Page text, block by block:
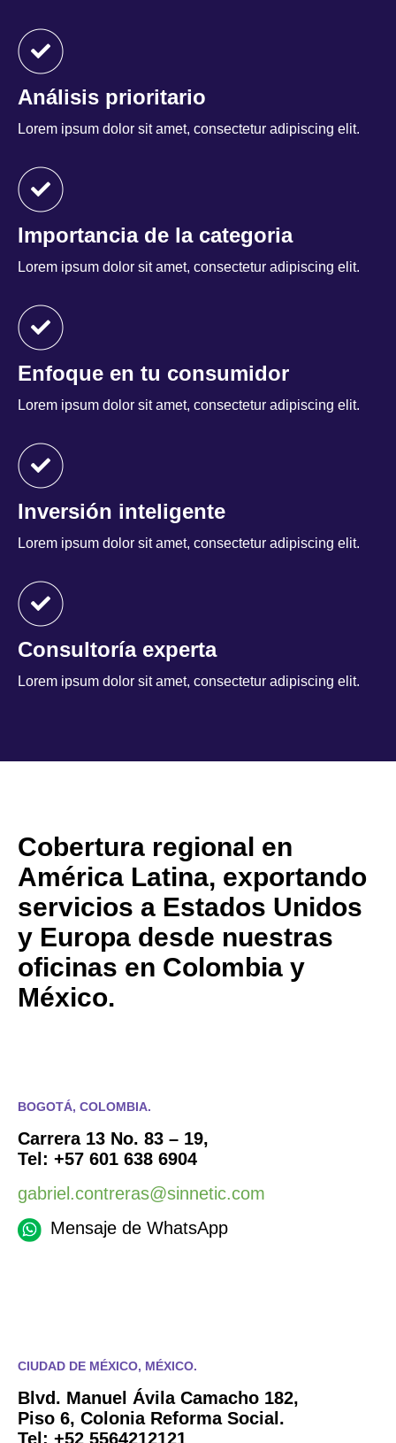
Análisis prioritario
Lorem ipsum dolor sit amet, consectetur adipiscing elit.
Importancia de la categoria
Lorem ipsum dolor sit amet, consectetur adipiscing elit.
Enfoque en tu consumidor
Lorem ipsum dolor sit amet, consectetur adipiscing elit.
Inversión inteligente
Lorem ipsum dolor sit amet, consectetur adipiscing elit.
Consultoría experta
Lorem ipsum dolor sit amet, consectetur adipiscing elit.
Cobertura regional en
América Latina, exportando
servicios a Estados Unidos
y Europa desde nuestras
oficinas en Colombia y
México.
BOGOTÁ, COLOMBIA.
Carrera 13 No. 83 – 19,
Tel: +57 601 638 6904
gabriel.contreras@sinnetic.com
Mensaje de WhatsApp
CIUDAD DE MÉXICO, MÉXICO.
Blvd. Manuel Ávila Camacho 182,
Piso 6, Colonia Reforma Social.
Tel: +52 5564212121